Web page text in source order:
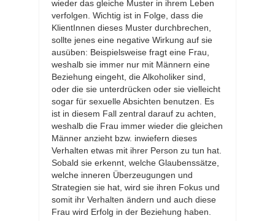
wieder das gleiche Muster in ihrem Leben
verfolgen. Wichtig ist in Folge, dass die
KlientInnen dieses Muster durchbrechen,
sollte jenes eine negative Wirkung auf sie
ausüben: Beispielsweise fragt eine Frau,
weshalb sie immer nur mit Männern eine
Beziehung eingeht, die Alkoholiker sind,
oder die sie unterdrücken oder sie vielleicht
sogar für sexuelle Absichten benutzen. Es
ist in diesem Fall zentral darauf zu achten,
weshalb die Frau immer wieder die gleichen
Männer anzieht bzw. inwiefern dieses
Verhalten etwas mit ihrer Person zu tun hat.
Sobald sie erkennt, welche Glaubenssätze,
welche inneren Überzeugungen und
Strategien sie hat, wird sie ihren Fokus und
somit ihr Verhalten ändern und auch diese
Frau wird Erfolg in der Beziehung haben.